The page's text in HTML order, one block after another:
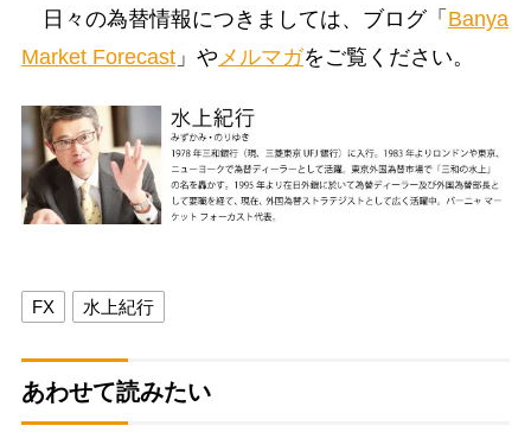
日々の為替情報につきましては、ブログ「 Banya
Market Forecast」や メルマガをご覧ください。
FX 水上紀行
あわせて読みたい